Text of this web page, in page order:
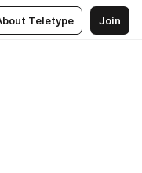
Teletype Join